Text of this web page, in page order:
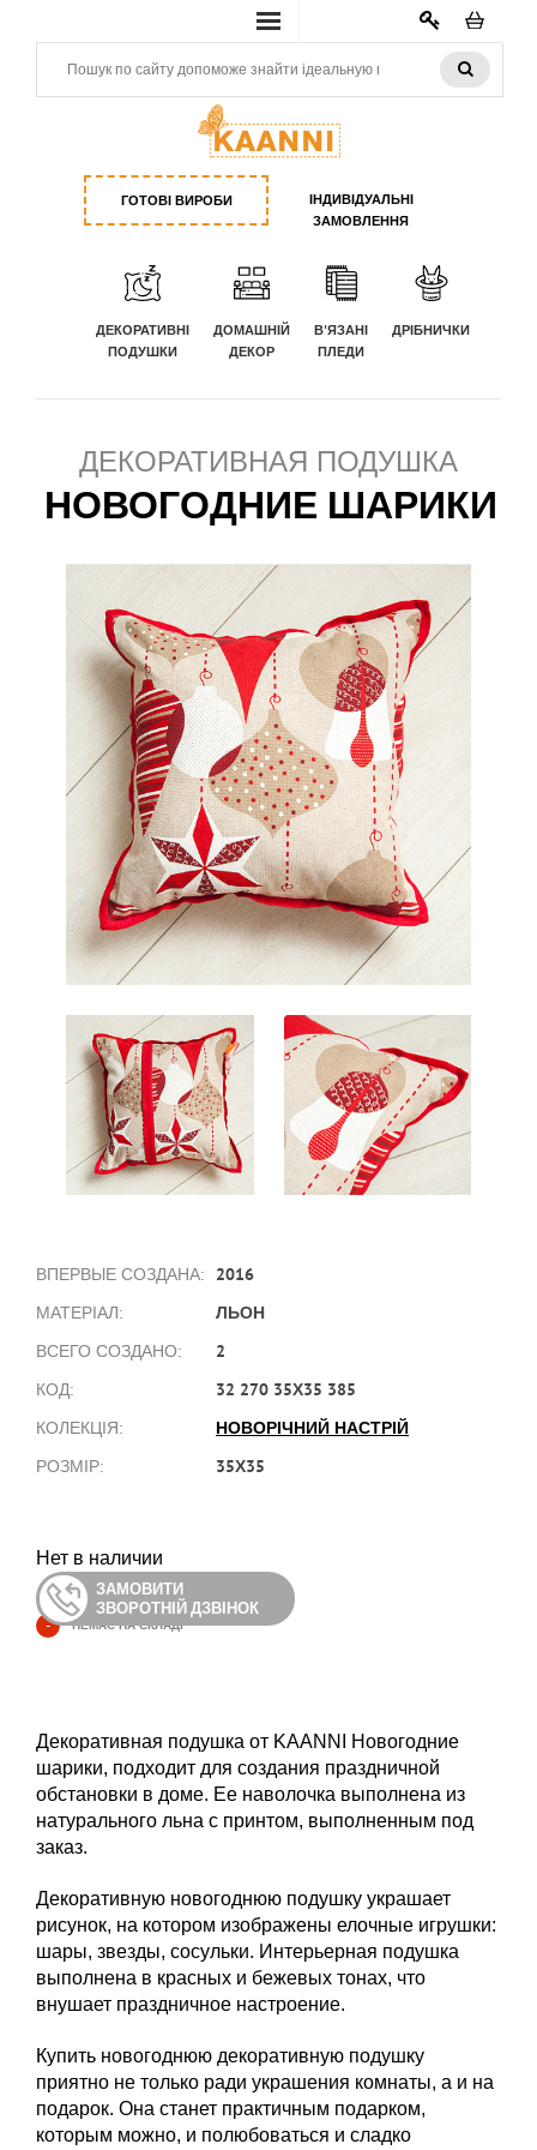
КАБИНЕТ
ГОТОВІ ВИРОБИ
ІНДИВІДУАЛЬНІ
ЗАМОВЛЕННЯ
ДЕКОРАТИВНІ
ПОДУШКИ
ДОМАШНІЙ
ДЕКОР
В'ЯЗАНІ
ПЛЕДИ
ДРІБНИЧКИ
ДЕКОРАТИВНАЯ ПОДУШКА
НОВОГОДНИЕ ШАРИКИ
ВПЕРВЫЕ СОЗДАНА: 2016
МАТЕРІАЛ: ЛЬОН
ВСЕГО СОЗДАНО: 2
КОД: 32 270 35Х35 385
КОЛЕКЦІЯ: НОВОРІЧНИЙ НАСТРІЙ
РОЗМІР: 35Х35
Нет в наличии
ЗАМОВИТИ
ЗВОРОТНІЙ ДЗВІНОК
- НЕМАЄ НА СКЛАДІ
Декоративная подушка от KAANNI Новогодние
шарики, подходит для создания праздничной
обстановки в доме. Ее наволочка выполнена из
натурального льна с принтом, выполненным под
заказ.
Декоративную новогоднюю подушку украшает
рисунок, на котором изображены елочные игрушки:
шары, звезды, сосульки. Интерьерная подушка
выполнена в красных и бежевых тонах, что
внушает праздничное настроение.
Купить новогоднюю декоративную подушку
приятно не только ради украшения комнаты, а и на
подарок. Она станет практичным подарком,
которым можно, и полюбоваться и сладко